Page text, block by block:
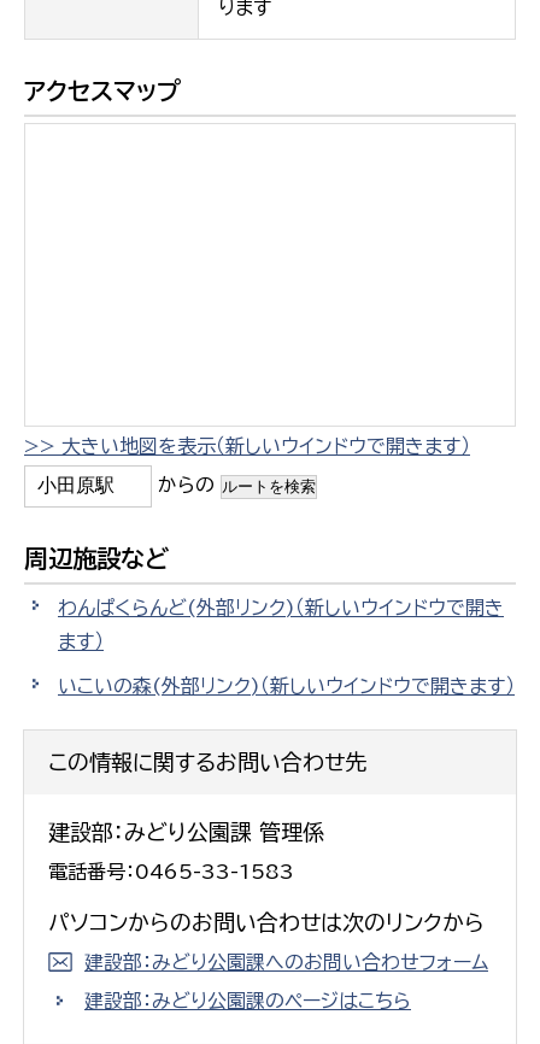
ります
アクセスマップ
>> 大きい地図を表示（新しいウインドウで開きます）
からの
周辺施設など
わんぱくらんど(外部リンク) （新しいウインドウで開き
ます）
いこいの森(外部リンク) （新しいウインドウで開きます）
この情報に関するお問い合わせ先
建設部：みどり公園課 管理係
電話番号：0465-33-1583
パソコンからのお問い合わせは次のリンクから
建設部：みどり公園課へのお問い合わせフォーム
建設部：みどり公園課のページはこちら